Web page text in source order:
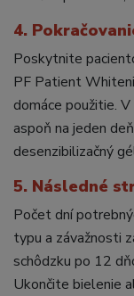
4.
Poskytnite
PF Patient
domáce použitie.
aspoň na jeden
desenzibilizačný
5. Následné
Počet dní
typu a závažnosti
schôdzku po 12
Ukončite bielenie